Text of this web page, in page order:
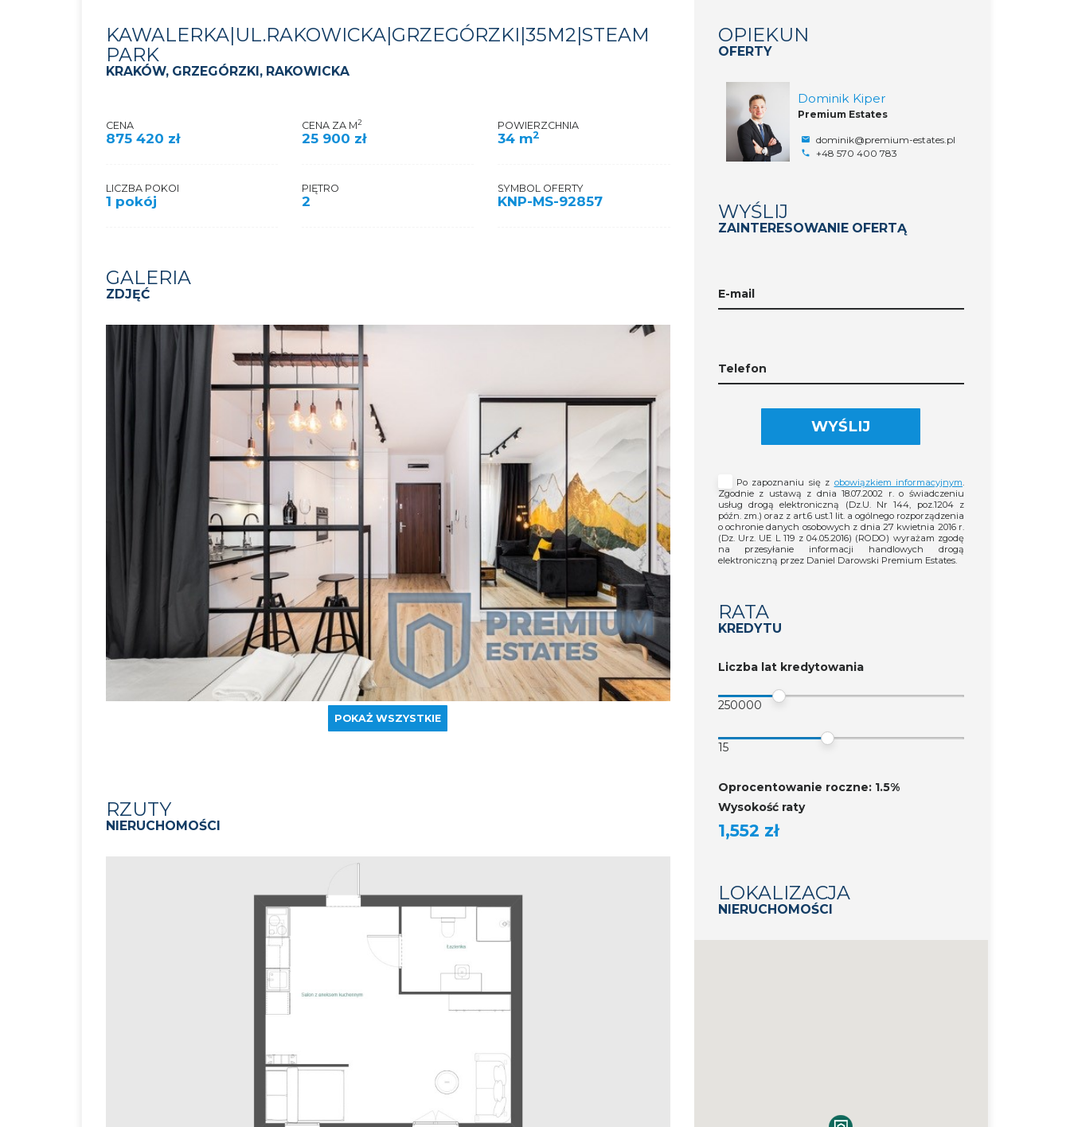
KAWALERKA|UL.RAKOWICKA|GRZEGÓRZKI|35M2|STEAM
PARK
KRAKÓW, GRZEGÓRZKI, RAKOWICKA
CENA
875 420 zł
CENA ZA M2
25 900 zł
POWIERZCHNIA
34 m2
LICZBA POKOI
1 pokój
PIĘTRO
2
SYMBOL OFERTY
KNP-MS-92857
GALERIA
ZDJĘĆ
POKAŻ WSZYSTKIE
RZUTY
NIERUCHOMOŚCI
OPIEKUN
OFERTY
Dominik Kiper
Premium Estates
dominik@premium-estates.pl
+48 570 400 783
WYŚLIJ
ZAINTERESOWANIE OFERTĄ
E-mail
Telefon
WYŚLIJ
Po zapoznaniu się z obowiązkiem informacyjnym.
Zgodnie z ustawą z dnia 18.07.2002 r. o świadczeniu
usług drogą elektroniczną (Dz.U. Nr 144, poz.1204 z
późn. zm.) oraz z art.6 ust.1 lit. a ogólnego rozporządzenia
o ochronie danych osobowych z dnia 27 kwietnia 2016 r.
(Dz. Urz. UE L 119 z 04.05.2016) (RODO) wyrażam zgodę
na przesyłanie informacji handlowych drogą
elektroniczną przez Daniel Darowski Premium Estates.
RATA
KREDYTU
Liczba lat kredytowania
250000
15
Oprocentowanie roczne: 1.5%
Wysokość raty
1,552 zł
LOKALIZACJA
NIERUCHOMOŚCI